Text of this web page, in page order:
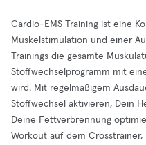
Cardio-EMS Training ist eine
Muskelstimulation und einer
Trainings die gesamte
Stoffwechselprogramm mit
wird. Mit regelmäßigem
Stoffwechsel aktivieren, Dein
Deine Fettverbrennung
Workout auf dem